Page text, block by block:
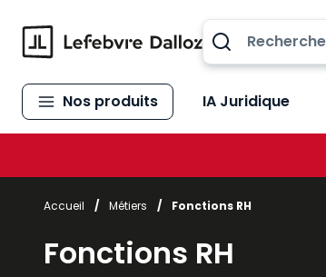
Nos produits IA Juridique
Accueil / Métiers / Fonctions RH
Fonctions RH